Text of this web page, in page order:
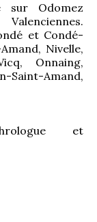
sur Odomez
et Condé-
Nivelle,
Onnaing,
Amand,
et